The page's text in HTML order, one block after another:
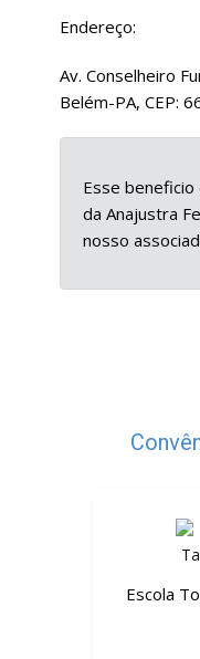
Endereço:
Av. Conselheiro
Belém-PA, CEP:
Esse beneficio
da Anajustra
nosso
Escola